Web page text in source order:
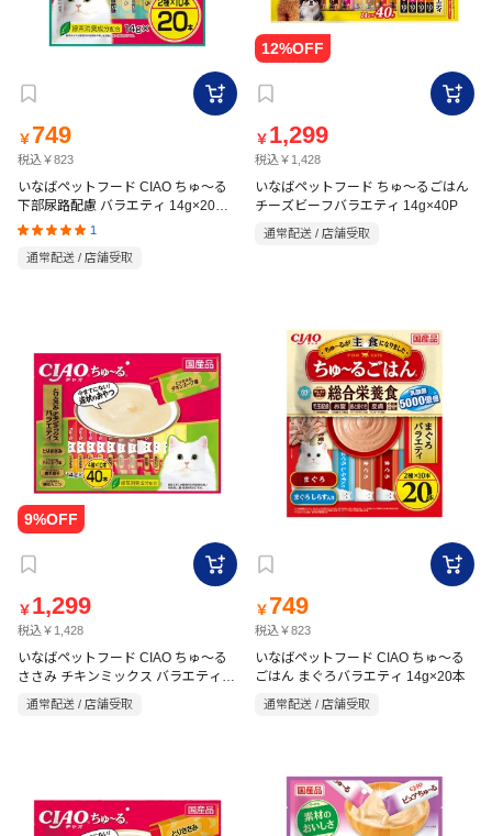
￥ 749
税込￥823
いなばペットフード CIAO ちゅ～る
下部尿路配慮 バラエティ 14g×20本
入
1
通常配送 / 店舗受取
￥ 1,299
税込￥1,428
いなばペットフード ちゅ～るごはん
チーズビーフバラエティ 14g×40P
通常配送 / 店舗受取
￥ 1,299
税込￥1,428
いなばペットフード CIAO ちゅ～る
ささみ チキンミックス バラエティ
通常配送 / 店舗受取
￥ 749
税込￥823
いなばペットフード CIAO ちゅ～る
ごはん まぐろバラエティ 14g×20本
通常配送 / 店舗受取